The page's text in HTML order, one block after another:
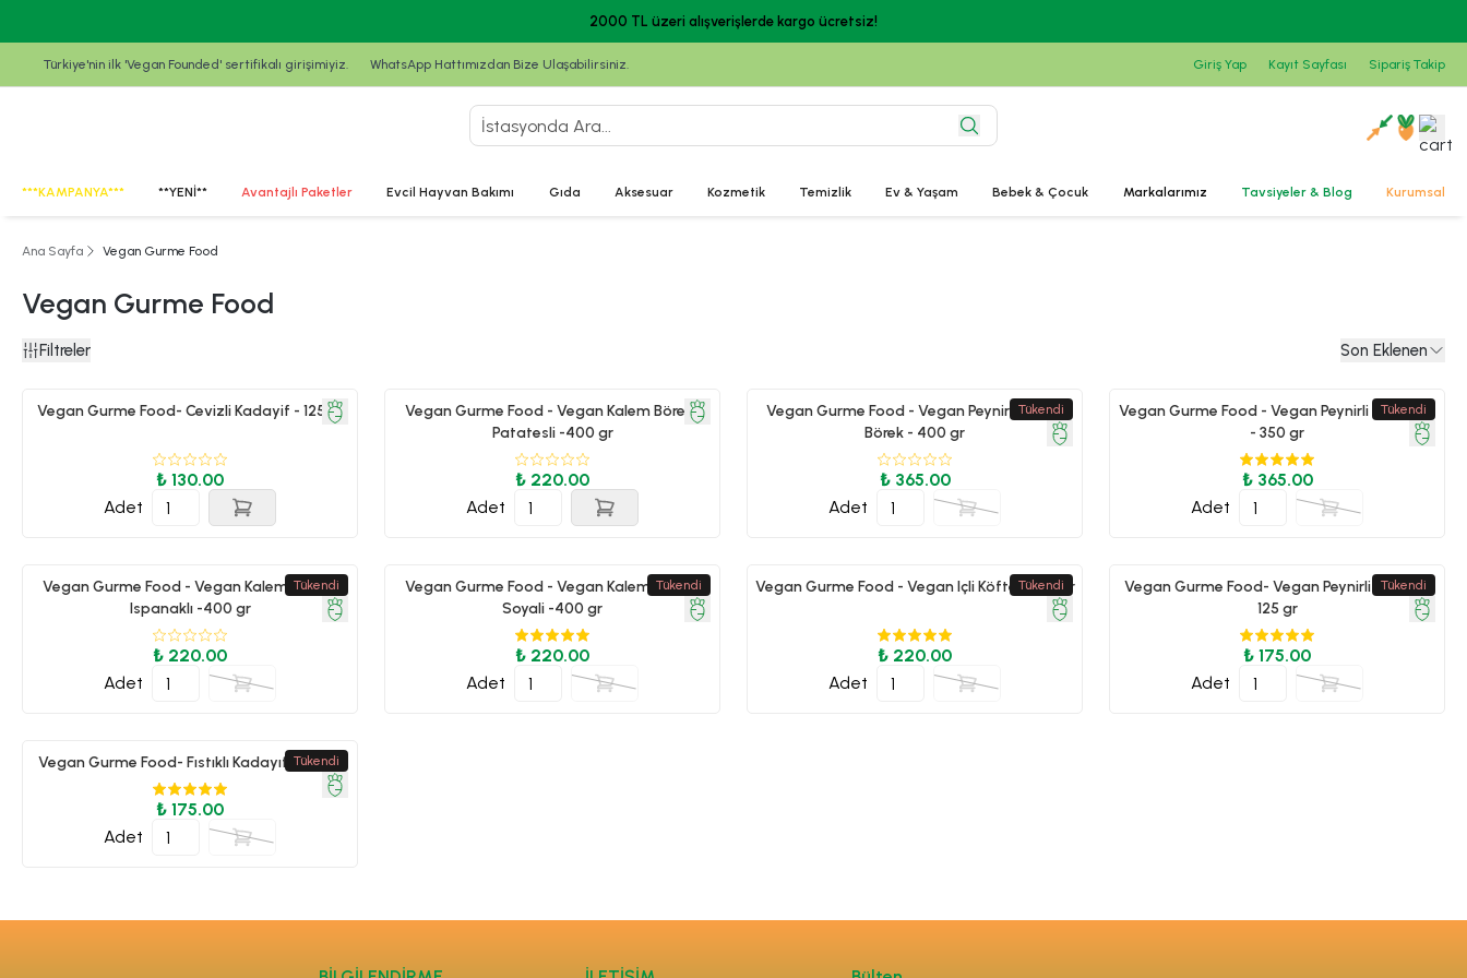
2000 TL üzeri alışverişlerde kargo ücretsiz!
Türkiye'nin ilk 'Vegan Founded' sertifikalı girişimiyiz. WhatsApp Hattımızdan Bize Ulaşabilirsiniz. Giriş Yap Kayıt Sayfası Sipariş Takip
***KAMPANYA*** **YENİ** Avantajlı Paketler Evcil Hayvan Bakımı Gıda Aksesuar Kozmetik Temizlik Ev & Yaşam Bebek & Çocuk Markalarımız Tavsiyeler & Blog Kurumsal
Ana Sayfa Vegan Gurme Food
Vegan Gurme Food
Filtreler Son Eklenen
Vegan Gurme Food- Cevizli Kadayif - 125 gr
₺ 130.00
Adet
Vegan Gurme Food - Vegan Kalem Börek-
Patatesli -400 gr
₺ 220.00
Adet
Tükendi
Vegan Gurme Food - Vegan Peynirli Kalem
Börek - 400 gr
₺ 365.00
Adet
Tükendi
Vegan Gurme Food - Vegan Peynirli Kol Börek
- 350 gr
₺ 365.00
Adet
Tükendi
Vegan Gurme Food - Vegan Kalem Börek-
Ispanaklı -400 gr
₺ 220.00
Adet
Tükendi
Vegan Gurme Food - Vegan Kalem Börek-
Soyali -400 gr
₺ 220.00
Adet
Tükendi
Vegan Gurme Food - Vegan Içli Köfte - 350 gr
₺ 220.00
Adet
Tükendi
Vegan Gurme Food- Vegan Peynirli Künefe-
125 gr
₺ 175.00
Adet
Tükendi
Vegan Gurme Food- Fıstıklı Kadayıf - 125 gr
₺ 175.00
Adet